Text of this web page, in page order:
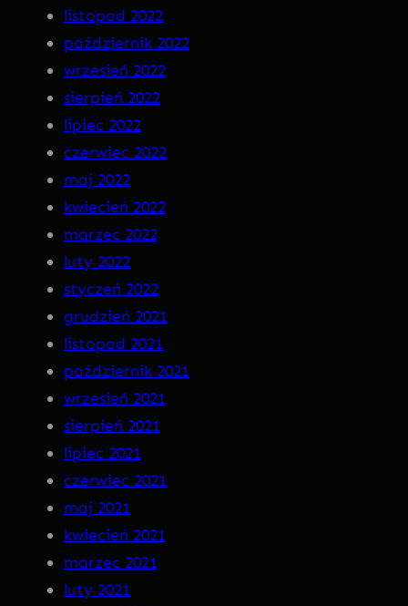
listopad 2022
październik 2022
wrzesień 2022
sierpień 2022
lipiec 2022
czerwiec 2022
maj 2022
kwiecień 2022
marzec 2022
luty 2022
styczeń 2022
grudzień 2021
listopad 2021
październik 2021
wrzesień 2021
sierpień 2021
lipiec 2021
czerwiec 2021
maj 2021
kwiecień 2021
marzec 2021
luty 2021